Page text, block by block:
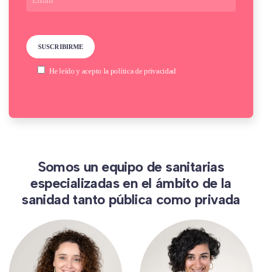
He leído y acepto la política de privacidad
Somos un equipo de sanitarias
especializadas en el ámbito de la
sanidad tanto pública como privada